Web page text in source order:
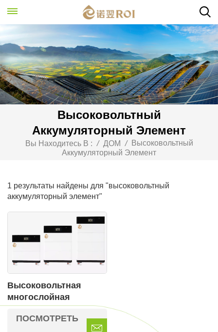
Высоковольтный
Аккумуляторный Элемент
Вы Находитесь В : / ДОМ /
Высоковольтный
Аккумуляторный Элемент
1 результаты найдены для "высоковольтный
аккумуляторный элемент"
Высоковольтная
многослойная
батарея для хранения
энергии
ПОСМОТРЕТЬ